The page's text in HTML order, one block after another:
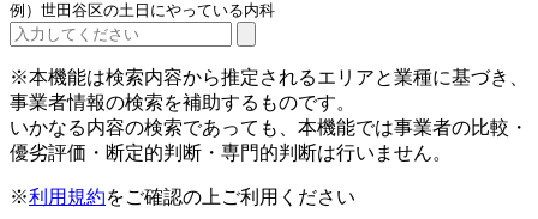
例）世田谷区の土日にやっている内科
※本機能は検索内容から推定されるエリアと業種に基づき、
事業者情報の検索を補助するものです。
いかなる内容の検索であっても、本機能では事業者の比較・
優劣評価・断定的判断・専門的判断は行いません。
※利用規約をご確認の上ご利用ください